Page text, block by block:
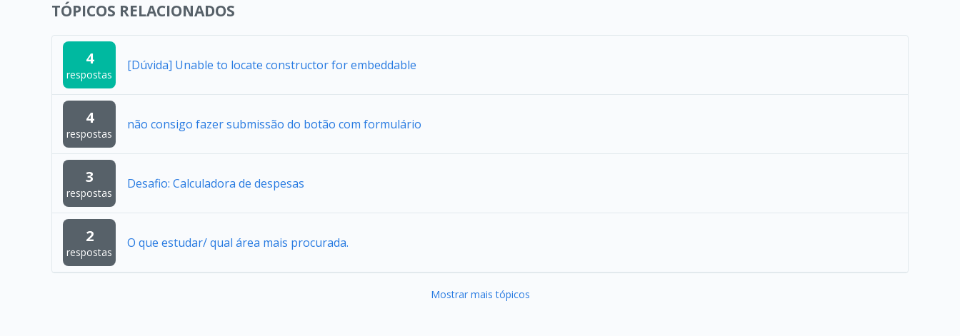
TÓPICOS RELACIONADOS
4
respostas
[Dúvida] Unable to locate constructor for embeddable
4
respostas
não consigo fazer submissão do botão com formulário
3
respostas
Desafio: Calculadora de despesas
2
respostas
O que estudar/ qual área mais procurada.
Mostrar mais tópicos